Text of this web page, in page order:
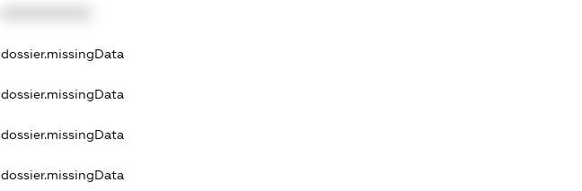
dossier.missingData
dossier.missingData
dossier.missingData
dossier.missingData